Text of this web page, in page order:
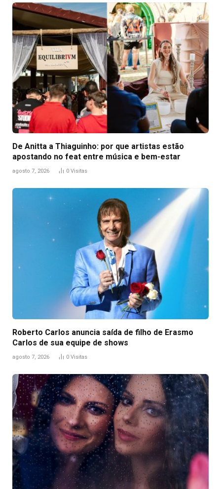
De Anitta a Thiaguinho: por que artistas estão
apostando no feat entre música e bem-estar
agosto 7, 2026 0 Visitas
Roberto Carlos anuncia saída de filho de Erasmo
Carlos de sua equipe de shows
agosto 7, 2026 0 Visitas